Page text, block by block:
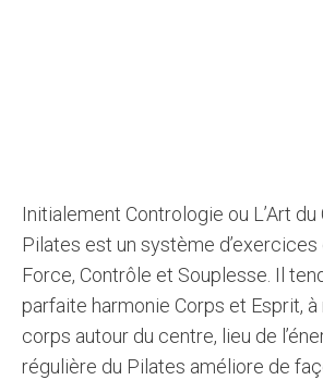
Initialement Contrologie ou L’Art du
Pilates est un système
Force, Contrôle et Souplesse. Il
parfaite harmonie Corps et Esprit,
corps autour du centre, lieu de
régulière du Pilates améliore de